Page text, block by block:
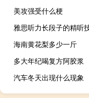
美攻强受什么梗
雅思听力长段子的精听
海南黄花梨多少一斤
多大年纪喝复方阿胶浆
汽车冬天出现什么现象